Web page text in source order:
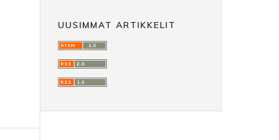
UUSIMMAT ARTIKKELIT